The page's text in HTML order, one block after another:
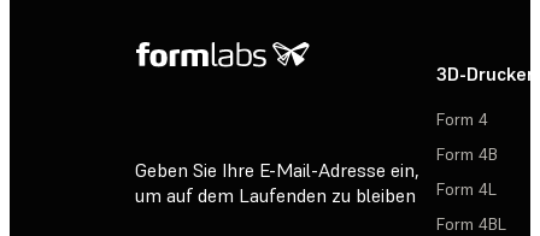
Geben Sie Ihre E-Mail-Adresse ein,
um auf dem Laufenden zu bleiben
3D-Drucker
Form 4
Form 4B
Form 4L
Form 4BL